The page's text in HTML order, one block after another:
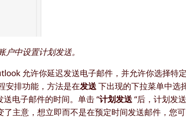
中设置计划发送。
允许你延迟发送电子邮件，并允许你选择特
安排功能，方法是在发送下出现的下拉菜单中选
电子邮件的时间。单击 “计划发送“后，计划发
主意，想立即而不是在预定时间发送邮件，您